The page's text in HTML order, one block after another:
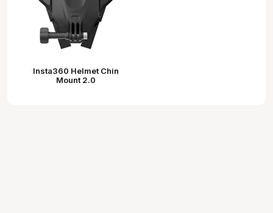
Insta360 Helmet Chin
Mount 2.0